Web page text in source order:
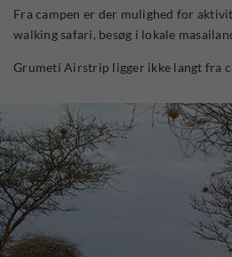
Fra campen er der mulighed for
walking safari, besøg i lokale
Grumeti Airstrip ligger ikke langt fra